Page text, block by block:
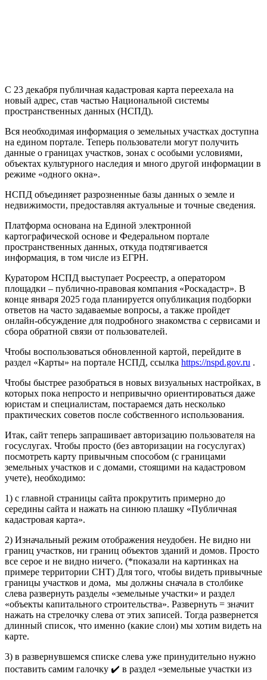
С 23 декабря публичная кадастровая карта переехала на
новый адрес, став частью Национальной системы
пространственных данных (НСПД).
Вся необходимая информация о земельных участках доступна
на едином портале. Теперь пользователи могут получить
данные о границах участков, зонах с особыми условиями,
объектах культурного наследия и много другой информации в
режиме «одного окна».
НСПД объединяет разрозненные базы данных о земле и
недвижимости, предоставляя актуальные и точные сведения.
Платформа основана на Единой электронной
картографической основе и Федеральном портале
пространственных данных, откуда подтягивается
информация, в том числе из ЕГРН.
Куратором НСПД выступает Росреестр, а оператором
площадки – публично-правовая компания «Роскадастр». В
конце января 2025 года планируется опубликация подборки
ответов на часто задаваемые вопросы, а также пройдет
онлайн-обсуждение для подробного знакомства с сервисами и
сбора обратной связи от пользователей.
Чтобы воспользоваться обновленной картой, перейдите в
раздел «Карты» на портале НСПД, ссылка https://nspd.gov.ru .
Чтобы быстрее разобраться в новых визуальных настройках, в
которых пока непросто и непривычно ориентироваться даже
юристам и специалистам, постараемся дать несколько
практических советов после собственного использования.
Итак, сайт теперь запрашивает авторизацию пользователя на
госуслугах. Чтобы просто (без авторизации на госуслугах)
посмотреть карту привычным способом (с границами
земельных участков и с домами, стоящими на кадастровом
учете), необходимо:
1) с главной страницы сайта прокрутить примерно до
середины сайта и нажать на синюю плашку «Публичная
кадастровая карта».
2) Изначальный режим отображения неудобен. Не видно ни
границ участков, ни границ объектов зданий и домов. Просто
все серое и не видно ничего. (*показали на картинках на
примере территории СНТ) Для того, чтобы видеть привычные
границы участков и дома, мы должны сначала в столбике
слева развернуть разделы «земельные участки» и раздел
«объекты капитального строительства». Развернуть = значит
нажать на стрелочку слева от этих записей. Тогда развернется
длинный список, что именно (какие слои) мы хотим видеть на
карте.
3) в развернувшемся списке слева уже принудительно нужно
поставить самим галочку ✔️ в раздел «земельные участки из